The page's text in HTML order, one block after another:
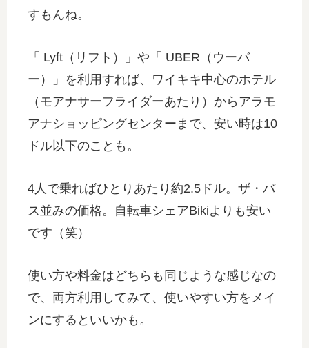
すもんね。
「 Lyft（リフト）」や「 UBER（ウーバ
ー）」を利用すれば、ワイキキ中心のホテル
（モアナサーフライダーあたり）からアラモ
アナショッピングセンターまで、安い時は10
ドル以下のことも。
4人で乗ればひとりあたり約2.5ドル。ザ・バ
ス並みの価格。自転車シェアBikiよりも安い
です（笑）
使い方や料金はどちらも同じような感じなの
で、両方利用してみて、使いやすい方をメイ
ンにするといいかも。